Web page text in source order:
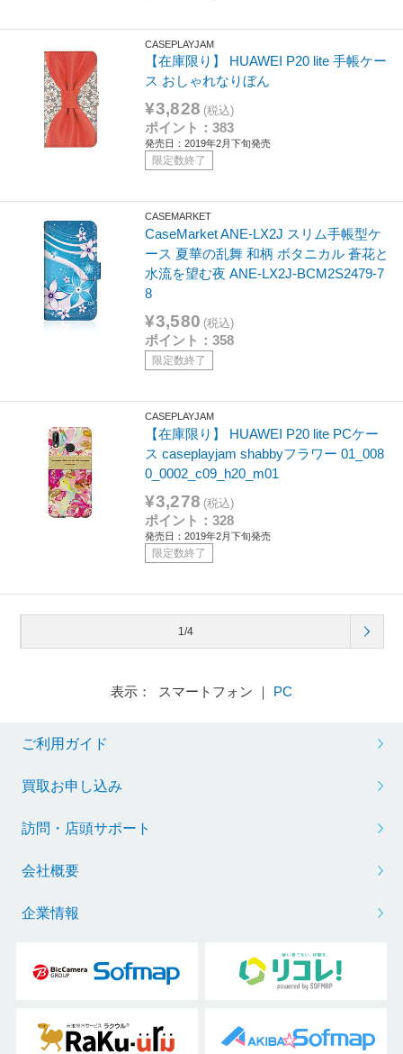
CASEPLAYJAM
【在庫限り】 HUAWEI P20 lite 手帳ケー
ス おしゃれなりぼん
¥3,828 (税込)
ポイント：383
発売日：2019年2月下旬発売
限定数終了
CASEMARKET
CaseMarket ANE-LX2J スリム手帳型ケ
ース 夏華の乱舞 和柄 ボタニカル 蒼花と
水流を望む夜 ANE-LX2J-BCM2S2479-7
8
¥3,580 (税込)
ポイント：358
限定数終了
CASEPLAYJAM
【在庫限り】 HUAWEI P20 lite PCケー
ス caseplayjam shabbyフラワー 01_008
0_0002_c09_h20_m01
¥3,278 (税込)
ポイント：328
発売日：2019年2月下旬発売
限定数終了
1/4
表示： スマートフォン ｜ PC
ご利用ガイド
買取お申し込み
訪問・店頭サポート
会社概要
企業情報